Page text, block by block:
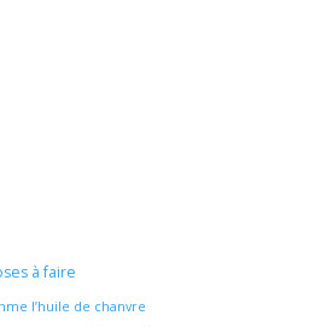
à faire
l’huile de chanvre